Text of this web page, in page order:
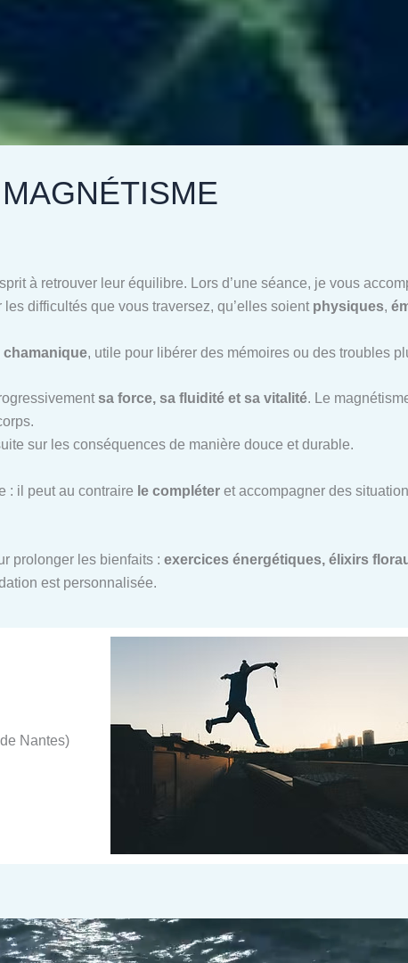
MAGNÉTISME
à retrouver leur équilibre. Lors d’une séance, je vous
difficultés que vous traversez, qu’elles soient physiques,
chamanique, utile pour libérer des mémoires ou des troubles
sa force, sa fluidité et sa vitalité. Le
sur les conséquences de manière douce et durable.
: il peut au contraire le compléter et accompagner des
prolonger les bienfaits : exercices énergétiques, élixirs
est personnalisée.
Nantes)